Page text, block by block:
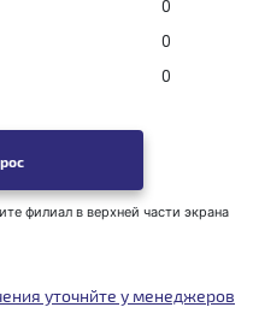
0
0
0
филиал в верхней части экрана
уточнйте у менеджеров